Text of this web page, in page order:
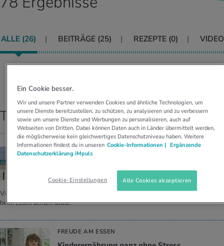
BMI berechnen
Personal Health Coaching
Kalorienverbrauch berechnen
Personal Health Coaching
Glücklich sein
Personal Health Coaching
Wissen
Mund- & Zahnpflege
Personal Health Coaching
THEMEN IM BEREICH SERVICES
Tools, Test & Quizze
ALLE (26) BEITRÄGE (25) REZEPTE (0)
Top Ergebnisse
GESUNDE REISETIPPS
Viele zieht es in den Sommerferien in den Süden. Ein Arzt sagt, worauf man dort
beim Essen achten sollte.
FREUDE AM ESSEN
Ein Cookie besser.
Wir und unsere Partner verwenden Cookies und ähnliche Technologien, um
unsere Dienste bereitzustellen, zu schützen, zu analysieren und zu verbessern
sowie um unsere Dienste und Werbungen zu personalisieren, auch auf
Webseiten von Dritten. Dabei können Daten auch in Länder übermittelt werden,
die möglicherweise kein gleichwertiges Datenschutzniveau haben. Weitere
Informationen findest du in unseren Cookie-Informationen | Ergänzende
Datenschutzerklärung iMpuls
Cookie-Einstellungen Alle Cookies akzeptieren